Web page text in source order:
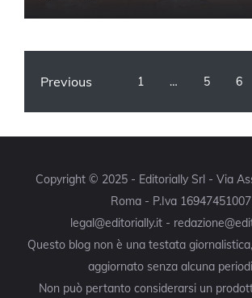
Previous 1 … 5 6
Copyright © 2025 - Editorially Srl - Via
Roma - P.Iva 16947451007
legal@editorially.it -
Questo blog non è una testata
aggiornato senza alcuna
Non può pertanto considerarsi un